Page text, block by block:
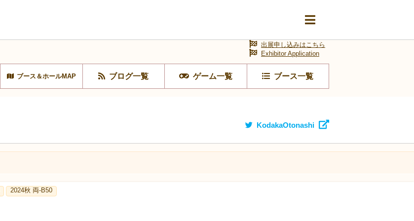
ブース＆ホールMAP ブログ一覧 ゲーム一覧 ブース一覧
出展申し込みはこちら
Exhibitor Application
KodakaOtonashi
2024秋 両-B50